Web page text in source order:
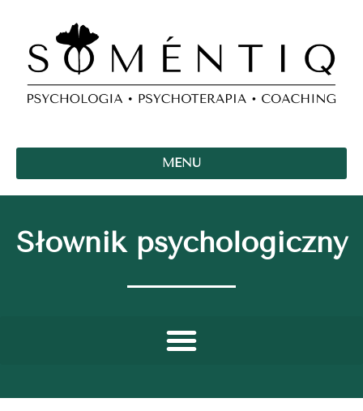
MENU
Słownik psychologiczny